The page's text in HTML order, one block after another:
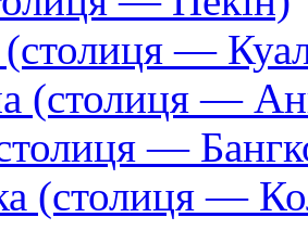
(столиця —
(столиця —
—
(столиця —